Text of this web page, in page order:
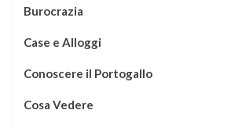
Burocrazia
Case e Alloggi
Conoscere il Portogallo
Cosa Vedere